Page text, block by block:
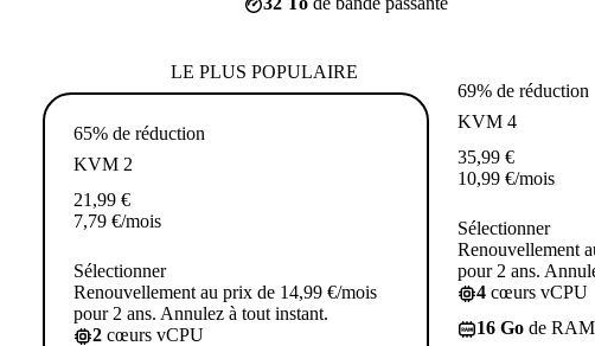
LE PLUS POPULAIRE
65% de réduction
KVM 2
21,99 €
7,79 €/mois
Sélectionner
Renouvellement au prix de 14,99 €/mois
pour 2 ans. Annulez à tout instant.
2 cœurs vCPU
69% de réduction
KVM 4
35,99 €
10,99 €/mois
Sélectionner
Renouvellement
pour 2 ans.
4 cœurs vCPU
16 Go de RAM